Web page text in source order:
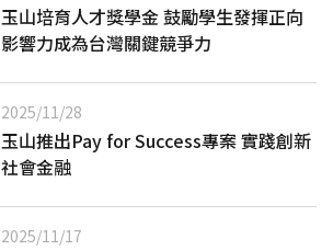
玉山培育人才獎學金 鼓勵學生發揮正向
影響力成為台灣關鍵競爭力
2025/11/28
玉山推出Pay for Success專案 實踐創新
社會金融
2025/11/17